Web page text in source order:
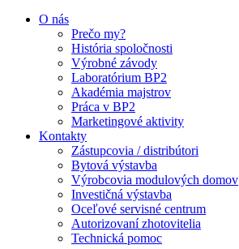
O nás
Prečo my?
História spoločnosti
Výrobné závody
Laboratórium BP2
Akadémia majstrov
Práca v BP2
Marketingové aktivity
Kontakty
Zástupcovia / distribútori
Bytová výstavba
Výrobcovia modulových domov
Investičná výstavba
Oceľové servisné centrum
Autorizovaní zhotovitelia
Technická pomoc